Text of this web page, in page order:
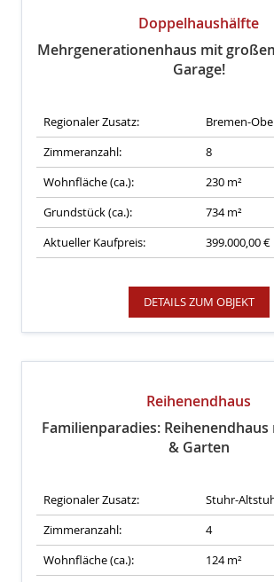
Doppelhaushälfte
Mehrgenerationenhaus mit
Garage!
Regionaler Zusatz:
Bremen-
Zimmeranzahl:
8
Wohnfläche (ca.):
230 m²
Grundstück (ca.):
734 m²
Aktueller Kaufpreis:
399.000,00 €
DETAILS ZUM OBJEKT
Reihenendhaus
Familienparadies: Reihenendhaus
& Garten
Regionaler Zusatz:
Stuhr-
Zimmeranzahl:
4
Wohnfläche (ca.):
124 m²